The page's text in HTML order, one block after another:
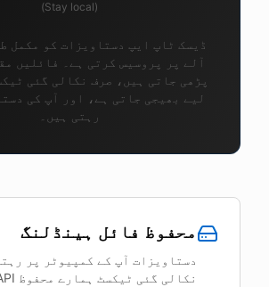
(Stay local)
ڈیسک ٹاپ ایپ دستاویزات کو مکمل
آلے پر پروسیس کرتی ہے۔ فائلیں
پڑھی جاتی ہیں، صرف نکالی گئی
لیے بھیجی جاتی ہے، اور آپ کی
رہتی ہیں۔
محفوظ فائل ہینڈلنگ
دستاویزات آپ کے کمپیوٹر پر